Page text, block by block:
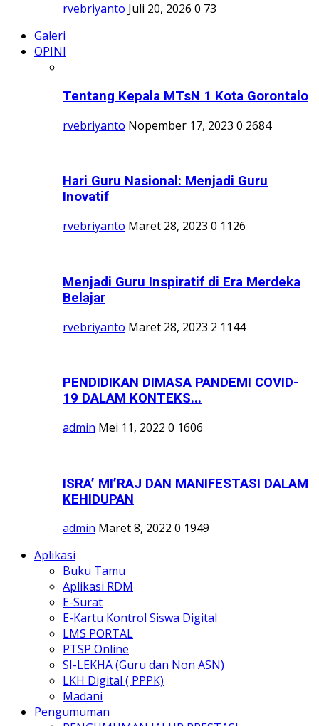
rvebriyanto Juli 20, 2026 0 73
Galeri
OPINI
Tentang Kepala MTsN 1 Kota Gorontalo
rvebriyanto Nopember 17, 2023 0 2684
Hari Guru Nasional: Menjadi Guru
Inovatif
rvebriyanto Maret 28, 2023 0 1126
Menjadi Guru Inspiratif di Era Merdeka
Belajar
rvebriyanto Maret 28, 2023 2 1144
PENDIDIKAN DIMASA PANDEMI COVID-
19 DALAM KONTEKS...
admin Mei 11, 2022 0 1606
ISRA’ MI’RAJ DAN MANIFESTASI DALAM
KEHIDUPAN
admin Maret 8, 2022 0 1949
Aplikasi
Buku Tamu
Aplikasi RDM
E-Surat
E-Kartu Kontrol Siswa Digital
LMS PORTAL
PTSP Online
SI-LEKHA (Guru dan Non ASN)
LKH Digital ( PPPK)
Madani
Pengumuman